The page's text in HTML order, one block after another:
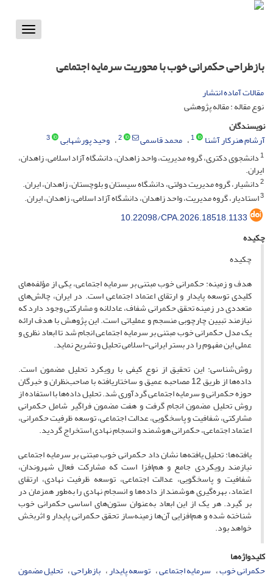
Toggle
بازطراحی حکمرانی خوب با محوریت سرمایه اجتماعی
مقالات آماده انتشار
نوع مقاله : مقاله پژوهشی
نویسندگان
آرشام هنرکار آشنا
1 محمد قاسمی 2 وحید پورشهابی
3
1دانشجوی دکتری، گروه مدیریت، واحد زاهدان، دانشگاه آزاد اسلامی، زاهدان،
ایران.
2دانشیار، گروه مدیریت دولتی، دانشگاه سیستان و بلوچستان، زاهدان، ایران.
3استادیار، گروه مدیریت، واحد زاهدان، دانشگاه آزاد اسلامی، زاهدان، ایران.
10.22098/CPA.2026.18518.1133
چکیده
چکیده
هدف و زمینه: حکمرانی خوب مبتنی بر سرمایه اجتماعی، یکی از مؤلفه‌های
کلیدی توسعه پایدار و ارتقای اعتماد اجتماعی است. در ایران، چالش‌های
متعددی در زمینه تحقق حکمرانی شفاف، عادلانه و مشارکتی وجود دارد که
نیازمند تبیین چارچوبی منسجم و عملیاتی است. این پژوهش با هدف ارائه
یک مدل حکمرانی خوب مبتنی بر سرمایه اجتماعی انجام شد تا ابعاد نظری و
عملی این مفهوم را در بستر ایرانی-اسلامی تحلیل و تشریح نماید.
روش‌شناسی: این تحقیق از نوع کیفی با رویکرد تحلیل مضمون است.
داده‌ها از طریق 12 مصاحبه عمیق و ساختاریافته با صاحب‌نظران و خبرگان
حوزه حکمرانی و سرمایه اجتماعی گردآوری شد. تحلیل داده‌ها با استفاده از
روش تحلیل مضمون انجام گرفت و هفت مضمون فراگیر شامل حکمرانی
مشارکتی، شفافیت و پاسخگویی، عدالت اجتماعی، توسعه ظرفیت حکمرانی،
اعتماد اجتماعی، حکمرانی هوشمند و انسجام نهادی استخراج گردید.
یافته‌ها: تحلیل یافته‌ها نشان داد حکمرانی خوب مبتنی بر سرمایه اجتماعی
نیازمند رویکردی جامع و هم‌افزا است که مشارکت فعال شهروندان،
شفافیت و پاسخگویی، عدالت اجتماعی، توسعه ظرفیت نهادی، ارتقای
اعتماد، بهره‌گیری هوشمند از داده‌ها و انسجام نهادی را به‌طور همزمان در
بر گیرد. هر یک از این ابعاد به‌عنوان ستون‌های اساسی حکمرانی خوب
شناخته شده و هم‌افزایی آن‌ها زمینه‌ساز تحقق حکمرانی پایدار و اثربخش
خواهد بود.
کلیدواژه‌ها
حکمرانی خوب سرمایه اجتماعی توسعه پایدار بازطراحی تحلیل مضمون